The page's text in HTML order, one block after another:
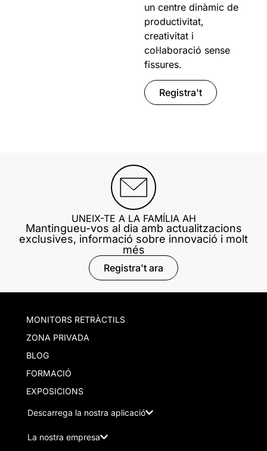
un centre dinàmic de
productivitat,
creativitat i
col·laboració sense
fissures.
Registra't
UNEIX-TE A LA FAMÍLIA AH
Mantingueu-vos al dia amb actualitzacions
exclusives, informació sobre innovació i molt
més
Registra't ara
MONITORS RETRÀCTILS
ZONA PRIVADA
BLOG
FORMACIÓ
EXPOSICIONS
Descarrega la nostra aplicació
La nostra empresa